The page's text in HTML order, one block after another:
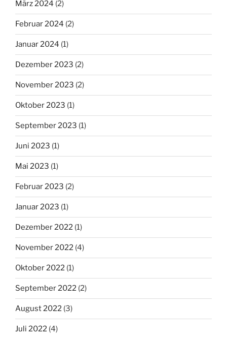
März 2024 (2)
Februar 2024 (2)
Januar 2024 (1)
Dezember 2023 (2)
November 2023 (2)
Oktober 2023 (1)
September 2023 (1)
Juni 2023 (1)
Mai 2023 (1)
Februar 2023 (2)
Januar 2023 (1)
Dezember 2022 (1)
November 2022 (4)
Oktober 2022 (1)
September 2022 (2)
August 2022 (3)
Juli 2022 (4)